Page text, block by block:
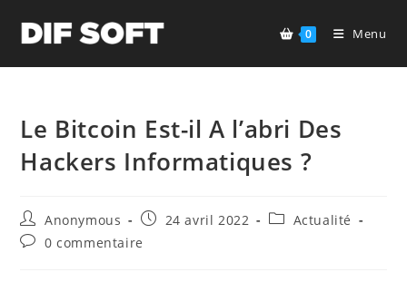
0 Menu
Le Bitcoin Est-il A l’abri Des
Hackers Informatiques ?
Auteur/autrice
de
la
Anonymous
Publication
24 avril 2022
PostActualité
Commentaires
0 commentaire